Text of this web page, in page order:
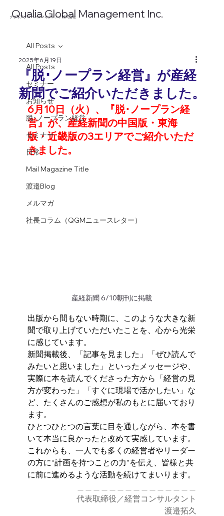
​クオリアグローバルマネジメント株式会社
​Qualia Global Management Inc.
All Posts
セミナー
お知らせ
脱･ノープラン経営
セミナー
日常
Mail Magazine Title
渡邉Blog
メルマガ
社長コラム（QGMニュースレター）
All Posts
『脱･ノープラン経営』が産経
新聞でご紹介いただきました。
2025年6月19日
6月10日（火）、『脱･ノープラン経
営』が、産経新聞の中国版・東海
版・近畿版の3エリアでご紹介いただ
きました。
産経新聞 6/10朝刊に掲載
出版から間もない時期に、このような大きな新
聞で取り上げていただいたことを、心から光栄
に感じています。
新聞掲載後、「記事を見ました」「ぜひ読んで
みたいと思いました」といったメッセージや、
実際に本を読んでくださった方から「経営の見
方が変わった」「すぐに現場で活かしたい」な
ど、たくさんのご感想が私のもとに届いており
ます。
ひとつひとつの言葉に目を通しながら、本を書
いて本当に良かったと改めて実感しています。
これからも、一人でも多くの経営者やリーダー
の方に“計画を持つことの力”を伝え、皆様と共
に前に進めるような活動を続けてまいります。
代表取締役／経営コンサルタント
渡邉拓久